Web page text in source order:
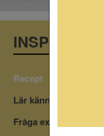
INSPIRATION
Recept
Lär känna våra drycker
Fråga experten